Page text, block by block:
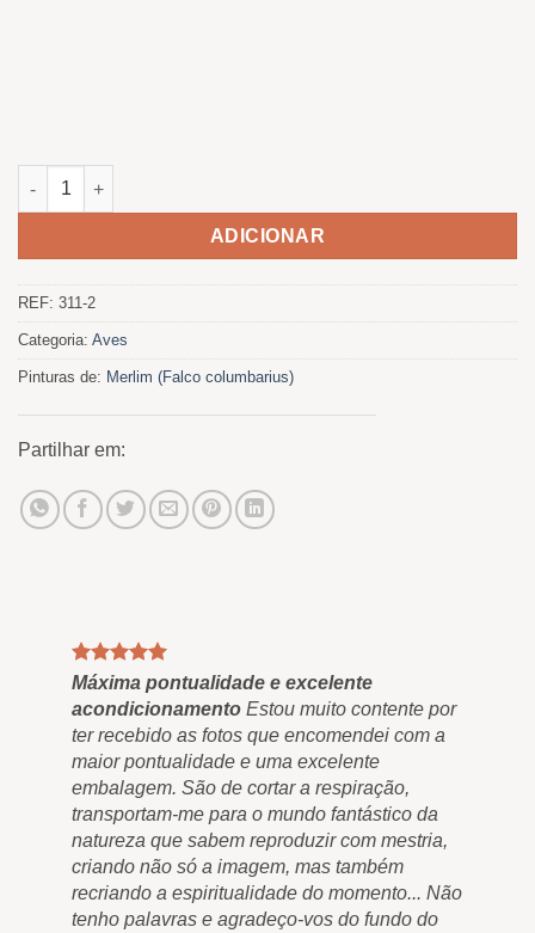
Quantidade de Esmerejon
ADICIONAR
REF: 311-2
Categoria: Aves
Pinturas de: Merlim (Falco columbarius)
Partilhar em:
Máxima pontualidade e excelente
acondicionamento Estou muito contente por
ter recebido as fotos que encomendei com a
maior pontualidade e uma excelente
embalagem. São de cortar a respiração,
transportam-me para o mundo fantástico da
natureza que sabem reproduzir com mestria,
criando não só a imagem, mas também
recriando a espiritualidade do momento... Não
tenho palavras e agradeço-vos do fundo do